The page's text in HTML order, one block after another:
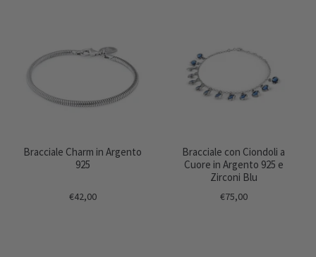
Bracciale Charm in Argento
925
€42,00
Bracciale con Ciondoli a
Cuore in Argento 925 e
Zirconi Blu
€75,00